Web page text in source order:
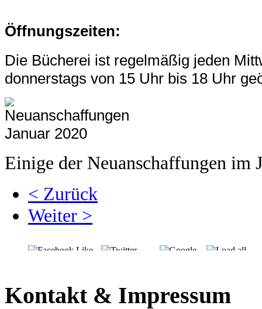
Öffnungszeiten:
Die Bücherei ist regelmäßig jeden
donnerstags von 15 Uhr bis 18 Uhr
Einige der Neuanschaffungen im
< Zurück
Weiter >
Kontakt & Impressum